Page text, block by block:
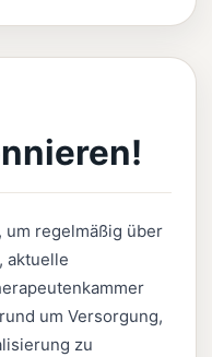
um regelmäßig über
aktuelle
um Versorgung,
zu